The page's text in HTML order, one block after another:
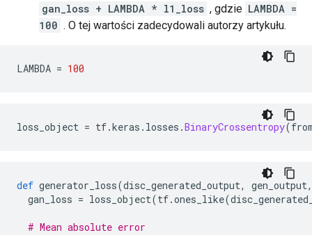
gan_loss + LAMBDA * l1_loss , gdzie LAMBDA =
100 . O tej wartości zadecydowali autorzy artykułu.
LAMBDA = 100
loss_object = tf.keras . losses .BinaryCrossentropy(
def generator_loss(disc_generated_output, gen_output,
gan_loss = loss_object(tf.ones_like(
# Mean absolute error